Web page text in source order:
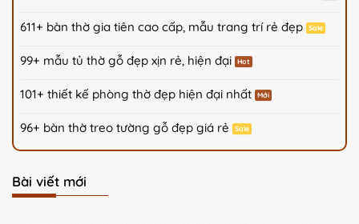
611+ bàn thờ gia tiên cao cấp, mẫu trang trí rẻ đẹp
99+ mẫu tủ thờ gỗ đẹp xịn rẻ, hiện đại
101+ thiết kế phòng thờ đẹp hiện đại nhất
96+ bàn thờ treo tường gỗ đẹp giá rẻ
Bài viết mới